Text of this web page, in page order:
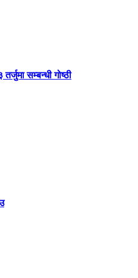
सम्बन्धी गोष्ठी